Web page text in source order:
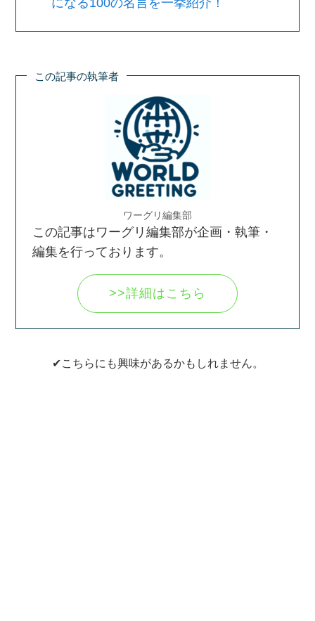
になる100の名言を一挙紹介！
この記事の執筆者
ワーグリ編集部
この記事はワーグリ編集部が企画・執筆・
編集を行っております。
>>詳細はこちら
✔こちらにも興味があるかもしれません。